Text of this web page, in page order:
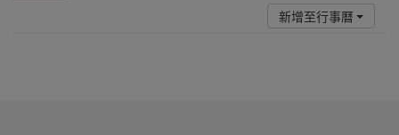
新增至行事曆